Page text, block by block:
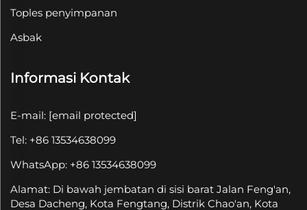
Toples penyimpanan
Asbak
Informasi Kontak
E-mail: [email protected]
Tel: +86 13534638099
WhatsApp: +86 13534638099
Alamat: Di bawah jembatan di sisi barat Jalan Feng'an,
Desa Dacheng, Kota Fengtang, Distrik Chao'an, Kota